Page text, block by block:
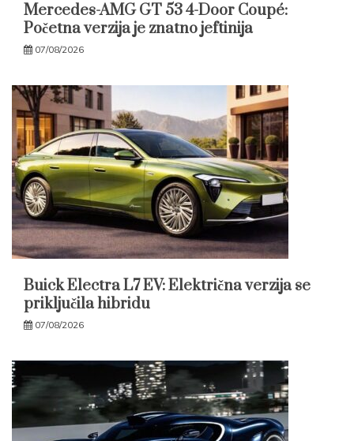
Mercedes-AMG GT 53 4-Door Coupé:
Početna verzija je znatno jeftinija
07/08/2026
Buick Electra L7 EV: Električna verzija se
priključila hibridu
07/08/2026